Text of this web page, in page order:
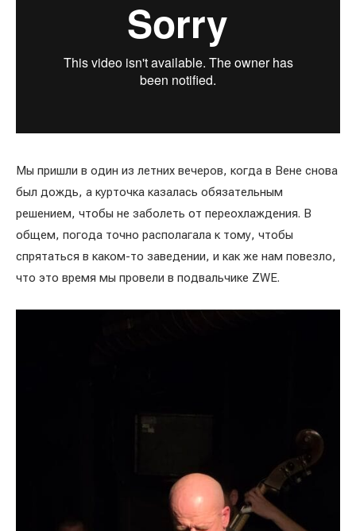
Мы пришли в один из летних вечеров, когда в Вене снова
был дождь, а курточка казалась обязательным
решением, чтобы не заболеть от переохлаждения. В
общем, погода точно располагала к тому, чтобы
спрятаться в каком-то заведении, и как же нам повезло,
что это время мы провели в подвальчике ZWE.